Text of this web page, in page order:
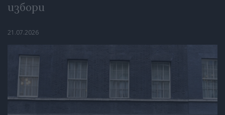
избори
21.07.2026